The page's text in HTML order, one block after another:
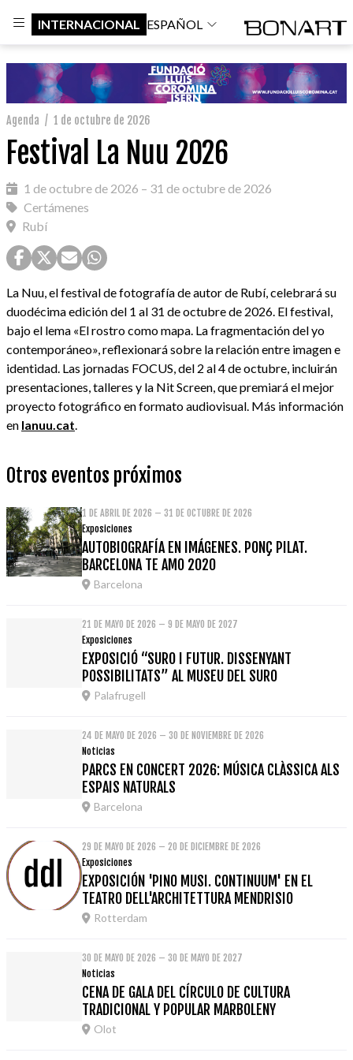
INTERNACIONAL ESPAÑOL
Agenda / 1 de octubre de 2026
Festival La Nuu 2026
1 de octubre de 2026 – 31 de octubre de 2026
Certámenes
Rubí
La Nuu, el festival de fotografía de autor de Rubí, celebrará su
duodécima edición del 1 al 31 de octubre de 2026. El festival,
bajo el lema «El rostro como mapa. La fragmentación del yo
contemporáneo», reflexionará sobre la relación entre imagen e
identidad. Las jornadas FOCUS, del 2 al 4 de octubre, incluirán
presentaciones, talleres y la Nit Screen, que premiará el mejor
proyecto fotográfico en formato audiovisual. Más información
en lanuu.cat
Otros eventos próximos
1 DE ABRIL DE 2026 – 31 DE OCTUBRE DE 2026
Exposiciones
AUTOBIOGRAFÍA EN IMÁGENES. PONÇ PILAT.
BARCELONA TE AMO 2020
Barcelona
21 DE MAYO DE 2026 – 9 DE MAYO DE 2027
Exposiciones
EXPOSICIÓ “SURO I FUTUR. DISSENYANT
POSSIBILITATS” AL MUSEU DEL SURO
Palafrugell
24 DE MAYO DE 2026 – 30 DE NOVIEMBRE DE 2026
Noticias
PARCS EN CONCERT 2026: MÚSICA CLÀSSICA ALS
ESPAIS NATURALS
Barcelona
29 DE MAYO DE 2026 – 20 DE DICIEMBRE DE 2026
Exposiciones
EXPOSICIÓN 'PINO MUSI. CONTINUUM' EN EL
TEATRO DELL'ARCHITETTURA MENDRISIO
Rotterdam
30 DE MAYO DE 2026 – 30 DE MAYO DE 2027
Noticias
CENA DE GALA DEL CÍRCULO DE CULTURA
TRADICIONAL Y POPULAR MARBOLENY
Olot